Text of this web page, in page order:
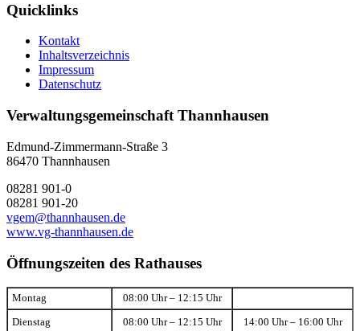
Quicklinks
Kontakt
Inhaltsverzeichnis
Impressum
Datenschutz
Verwaltungsgemeinschaft Thannhausen
Edmund-Zimmermann-Straße 3
86470 Thannhausen
08281 901-0
08281 901-20
vgem@thannhausen.de
www.vg-thannhausen.de
Öffnungszeiten des Rathauses
Montag 08:00 Uhr – 12:15 Uhr
Dienstag 08:00 Uhr – 12:15 Uhr 14:00 Uhr – 16:00 Uhr